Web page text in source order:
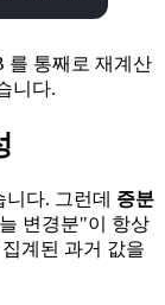
를 통째로 재계산
니다.
다. 그런데 증분
변경분"이 항상
집계된 과거 값을